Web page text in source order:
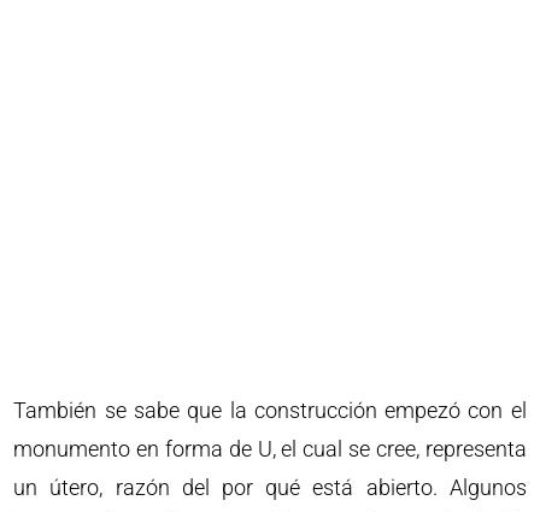
También se sabe que la construcción empezó con el
monumento en forma de U, el cual se cree, representa
un útero, razón del por qué está abierto. Algunos